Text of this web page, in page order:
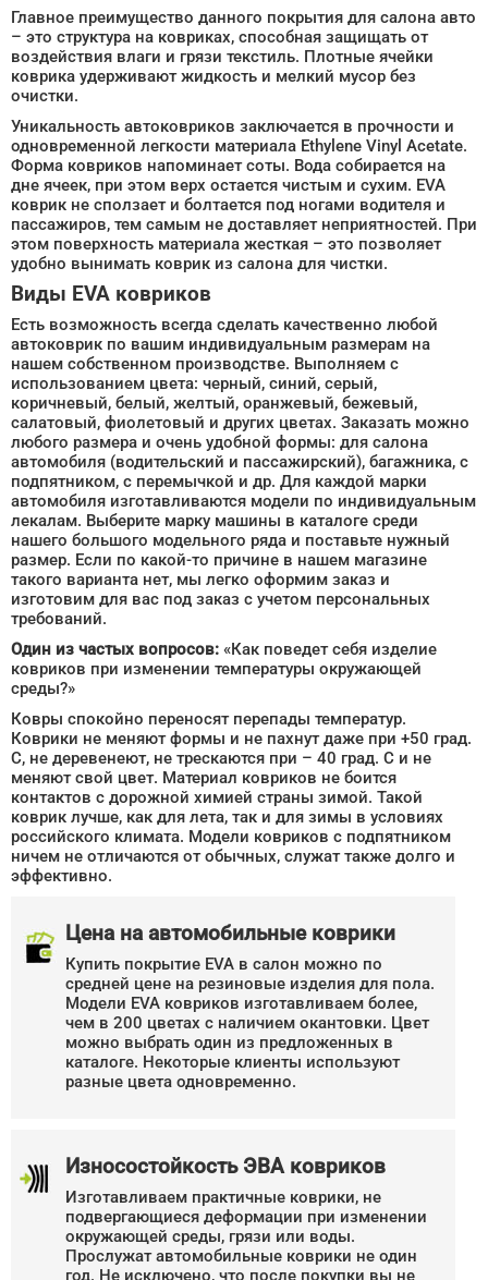
Главное преимущество данного покрытия для салона авто
– это структура на ковриках, способная защищать от
воздействия влаги и грязи текстиль. Плотные ячейки
коврика удерживают жидкость и мелкий мусор без
очистки.
Уникальность автоковриков заключается в прочности и
одновременной легкости материала Ethylene Vinyl Acetate.
Форма ковриков напоминает соты. Вода собирается на
дне ячеек, при этом верх остается чистым и сухим. EVA
коврик не сползает и болтается под ногами водителя и
пассажиров, тем самым не доставляет неприятностей. При
этом поверхность материала жесткая – это позволяет
удобно вынимать коврик из салона для чистки.
Виды EVA ковриков
Есть возможность всегда сделать качественно любой
автоковрик по вашим индивидуальным размерам на
нашем собственном производстве. Выполняем с
использованием цвета: черный, синий, серый,
коричневый, белый, желтый, оранжевый, бежевый,
салатовый, фиолетовый и других цветах. Заказать можно
любого размера и очень удобной формы: для салона
автомобиля (водительский и пассажирский), багажника, с
подпятником, с перемычкой и др. Для каждой марки
автомобиля изготавливаются модели по индивидуальным
лекалам. Выберите марку машины в каталоге среди
нашего большого модельного ряда и поставьте нужный
размер. Если по какой-то причине в нашем магазине
такого варианта нет, мы легко оформим заказ и
изготовим для вас под заказ с учетом персональных
требований.
Один из частых вопросов: «Как поведет себя изделие
ковриков при изменении температуры окружающей
среды?»
Ковры спокойно переносят перепады температур.
Коврики не меняют формы и не пахнут даже при +50 град.
С, не деревенеют, не трескаются при – 40 град. С и не
меняют свой цвет. Материал ковриков не боится
контактов с дорожной химией страны зимой. Такой
коврик лучше, как для лета, так и для зимы в условиях
российского климата. Модели ковриков с подпятником
ничем не отличаются от обычных, служат также долго и
эффективно.
Цена на автомобильные коврики
Купить покрытие EVA в салон можно по
средней цене на резиновые изделия для пола.
Модели EVA ковриков изготавливаем более,
чем в 200 цветах с наличием окантовки. Цвет
можно выбрать один из предложенных в
каталоге. Некоторые клиенты используют
разные цвета одновременно.
Износостойкость ЭВА ковриков
Изготавливаем практичные коврики, не
подвергающиеся деформации при изменении
окружающей среды, грязи или воды.
Прослужат автомобильные коврики не один
год. Не исключено, что после покупки вы не